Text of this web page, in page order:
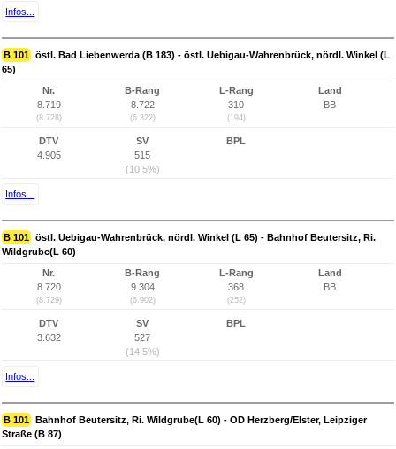
Infos...
B 101 östl. Bad Liebenwerda (B 183) - östl. Uebigau-Wahrenbrück, nördl. Winkel (L
65)
Nr.
8.719
(8.728)
B-Rang
8.722
(6.322)
L-Rang
310
(194)
Land
BB
DTV
4.905
SV
515
(10,5%)
BPL
Infos...
B 101 östl. Uebigau-Wahrenbrück, nördl. Winkel (L 65) - Bahnhof Beutersitz, Ri.
Wildgrube(L 60)
Nr.
8.720
(8.729)
B-Rang
9.304
(6.902)
L-Rang
368
(252)
Land
BB
DTV
3.632
SV
527
(14,5%)
BPL
Infos...
B 101 Bahnhof Beutersitz, Ri. Wildgrube(L 60) - OD Herzberg/Elster, Leipziger
Straße (B 87)